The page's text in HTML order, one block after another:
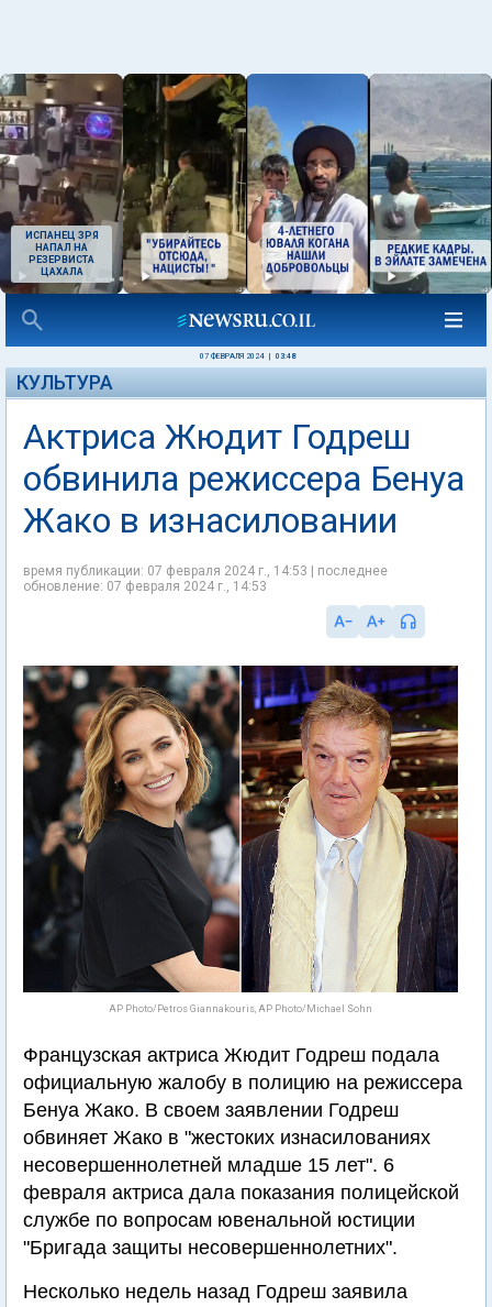
ИСПАНЕЦ ЗРЯ
НАПАЛ НА
РЕЗЕРВИСТА
ЦАХАЛА
07 ФЕВРАЛЯ 2024 03:48
КУЛЬТУРА
Актриса Жюдит Годреш
обвинила режиссера Бенуа
Жако в изнасиловании
время публикации: 07 февраля 2024 г., 14:53 | последнее
обновление: 07 февраля 2024 г., 14:53
AP Photo/Petros Giannakouris, AP Photo/Michael Sohn
Французская актриса Жюдит Годреш подала
официальную жалобу в полицию на режиссера
Бенуа Жако. В своем заявлении Годреш
обвиняет Жако в "жестоких изнасилованиях
несовершеннолетней младше 15 лет". 6
февраля актриса дала показания полицейской
службе по вопросам ювенальной юстиции
"Бригада защиты несовершеннолетних".
Несколько недель назад Годреш заявила